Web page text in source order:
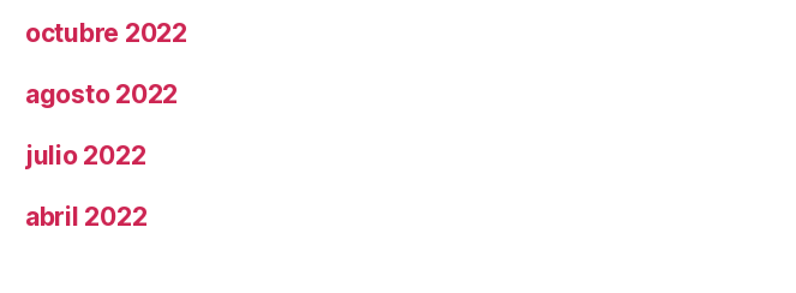
octubre 2022
agosto 2022
julio 2022
abril 2022